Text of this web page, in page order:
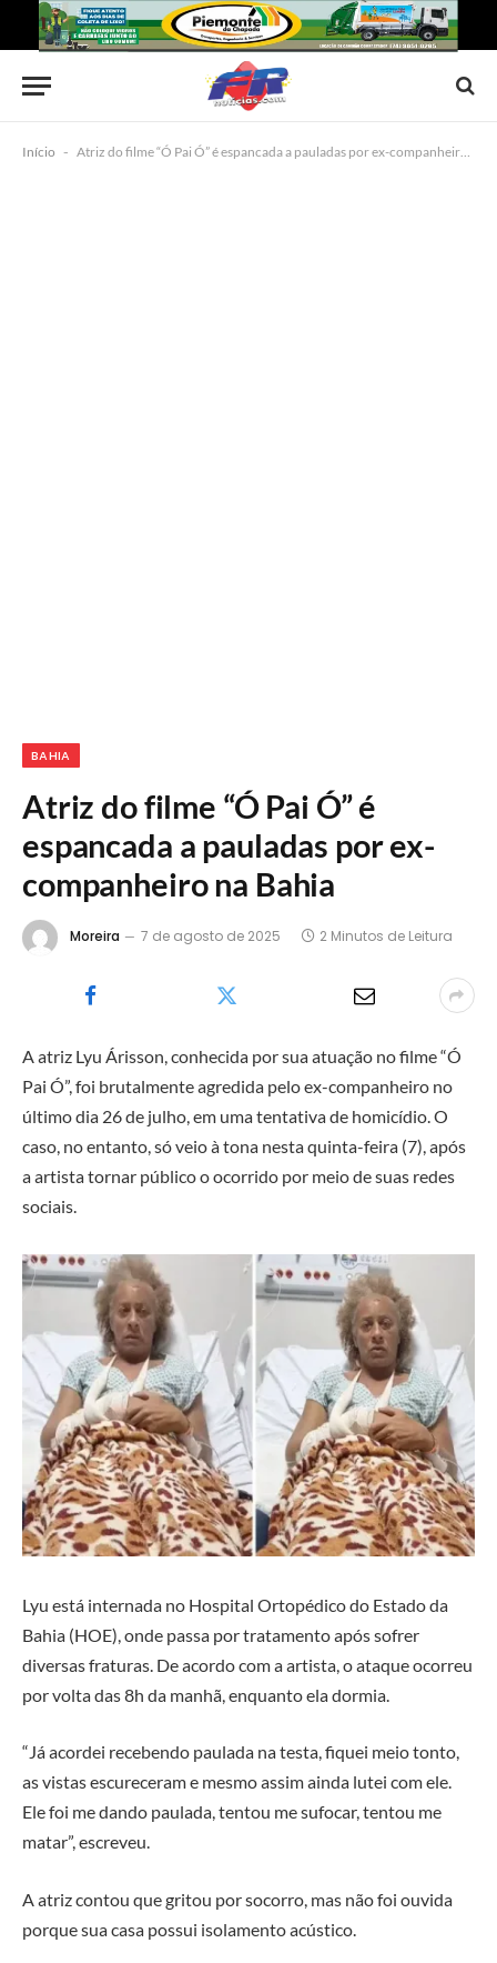
Início - Atriz do filme “Ó Pai Ó” é espancada a pauladas por ex-companheiro na Bahia
BAHIA
Atriz do filme “Ó Pai Ó” é
espancada a pauladas por ex-
companheiro na Bahia
Moreira 7 de agosto de 2025 2 Minutos de Leitura
A atriz Lyu Árisson, conhecida por sua atuação no filme “Ó
Pai Ó”, foi brutalmente agredida pelo ex-companheiro no
último dia 26 de julho, em uma tentativa de homicídio. O
caso, no entanto, só veio à tona nesta quinta-feira (7), após
a artista tornar público o ocorrido por meio de suas redes
sociais.
Lyu está internada no Hospital Ortopédico do Estado da
Bahia (HOE), onde passa por tratamento após sofrer
diversas fraturas. De acordo com a artista, o ataque ocorreu
por volta das 8h da manhã, enquanto ela dormia.
“Já acordei recebendo paulada na testa, fiquei meio tonto,
as vistas escureceram e mesmo assim ainda lutei com ele.
Ele foi me dando paulada, tentou me sufocar, tentou me
matar”, escreveu.
A atriz contou que gritou por socorro, mas não foi ouvida
porque sua casa possui isolamento acústico.